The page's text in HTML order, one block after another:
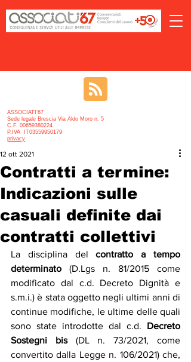
ASSOCIATI’67
Sede legale Brescia Via Aldo Moro n. 5
C.F. 00659380224
P.IVA IT03559950179
privacy
Contratti a termine:
Indicazioni sulle
casuali definite dai
contratti collettivi
12 ott 2021
La disciplina del contratto a tempo
determinato (D.Lgs n. 81/2015 come
modificato dal c.d. Decreto Dignità e
s.m.i.) è stata oggetto negli ultimi anni di
continue modifiche, le ultime delle quali
sono state introdotte dal c.d. Decreto
Sostegni bis (DL n. 73/2021, come
convertito dalla Legge n. 106/2021) che,